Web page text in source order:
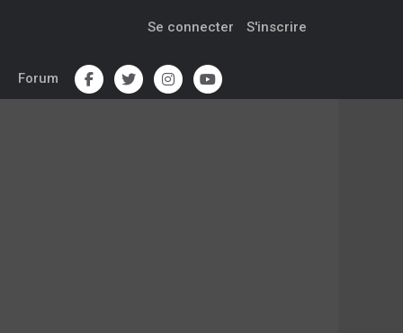
Se connecter S'inscrire
Forum